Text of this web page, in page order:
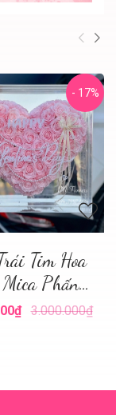
- 17%
Tim Hoa
Phấn
Nhạt3.000.000₫